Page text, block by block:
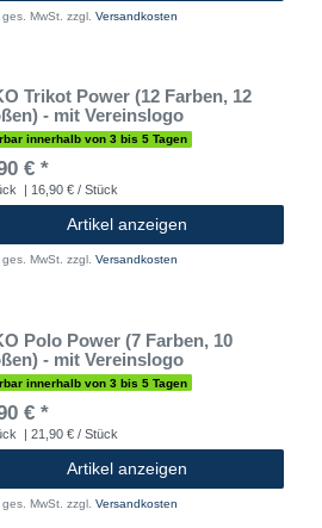
MwSt. zzgl. Versandkosten
Trikot Power (12 Farben, 12
- mit Vereinslogo
innerhalb von 3 bis 5 Tagen
€ *
| 16,90 € / Stück
Artikel anzeigen
ges. MwSt. zzgl. Versandkosten
Polo Power (7 Farben, 10
- mit Vereinslogo
innerhalb von 3 bis 5 Tagen
€ *
| 21,90 € / Stück
Artikel anzeigen
MwSt. zzgl. Versandkosten